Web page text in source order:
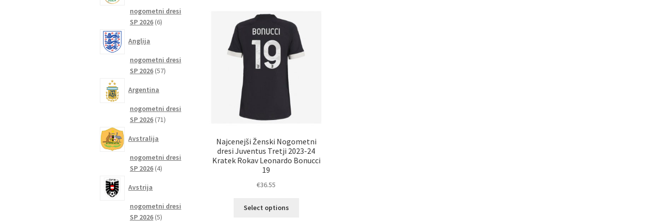
Najcenejši Ženski Nogometni
dresi Juventus Tretji 2023-24
Kratek Rokav Leonardo Bonucci
19
€36.55
Select options
nogometni dresi
SP 2026 66
Anglija
nogometni dresi
SP 2026 5757
Argentina
nogometni dresi
SP 2026 7171
Avstralija
nogometni dresi
SP 2026 44
Avstrija
nogometni dresi
SP 2026 55